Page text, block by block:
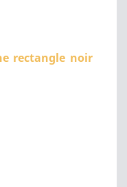
rectangle noir